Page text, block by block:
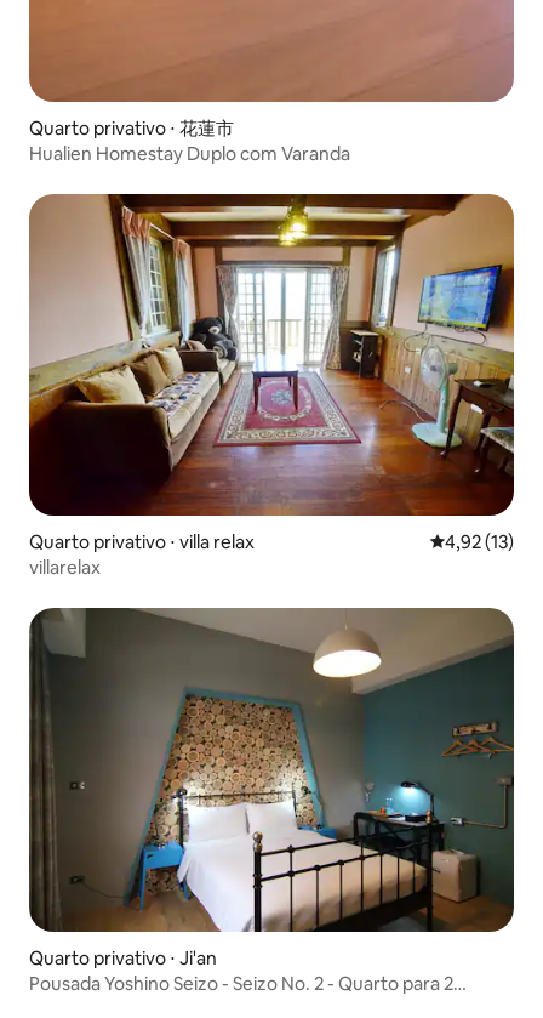
Quarto privativo ⋅ 花蓮市
Hualien Homestay Duplo com Varanda
Quarto privativo ⋅ villa relax 4,92 de uma
4,92 (13)
villarelax
Quarto privativo ⋅ Ji'an
Pousada Yoshino Seizo - Seizo No. 2 - Quarto para 2